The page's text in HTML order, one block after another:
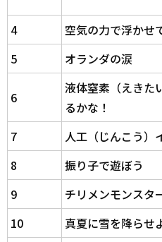
4
空気の力で浮かせ
5
オランダの涙
6
液体窒素（えきた
るかな！
7
人工（じんこう）
8
振り子で遊ぼう
9
チリメンモンスタ
10
真夏に雪を降らせ